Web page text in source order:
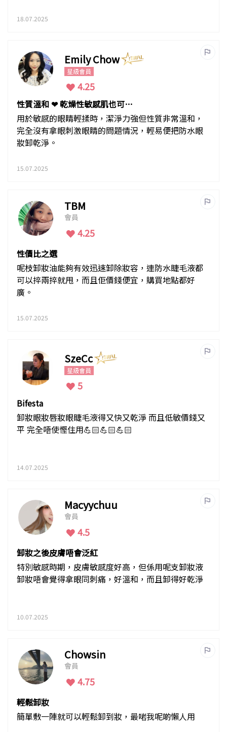
18.07.2025
Emily Chow
星級會員
4.25
性質溫和 ❤ 乾燥性敏感肌也可卸
得乾淨
用於敏感的眼睛輕揉時，潔淨力強但性質非常溫和，
完全沒有拿眼刺激眼睛的問題情況，輕易便把防水眼
妝卸乾淨。
15.07.2025
TBM
會員
4.25
性價比之選
呢枝卸妝油能夠有效迅速卸除妝容，連防水睫毛液都
可以捽兩捽就甩，而且佢價錢便宜，購買地點都好
廣。
15.07.2025
SzeCc
星級會員
5
Bifesta
卸妝眼妝唇妝眼睫毛液得又快又乾淨 而且低敏價錢又
平 完全唔使慳住用💪🏻💪🏻💪🏻
14.07.2025
Macyychuu
會員
4.5
卸妝之後皮膚唔會泛紅
特別敏感時期，皮膚敏感度好高，但係用呢支卸妝液
卸妝唔會覺得拿眼同刺痛，好溫和，而且卸得好乾淨
10.07.2025
Chowsin
會員
4.75
輕鬆卸妝
簡單敷一陣就可以輕鬆卸到妝，最啱我呢啲懶人用